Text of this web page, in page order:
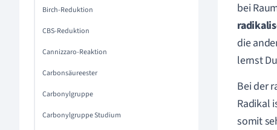
Birch-Reduktion
CBS-Reduktion
Cannizzaro-Reaktion
Carbonsäureester
Carbonylgruppe
Carbonylgruppe Studium
bei
die
lernst
Bei der
Radikal
somit